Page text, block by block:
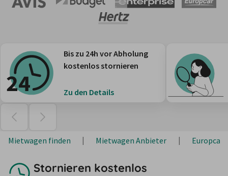
Bis zu 24h vor Abholung
kostenlos stornieren
Zu den Details
Mietwagen finden Mietwagen Anbieter Europcar
Stornieren kostenlos